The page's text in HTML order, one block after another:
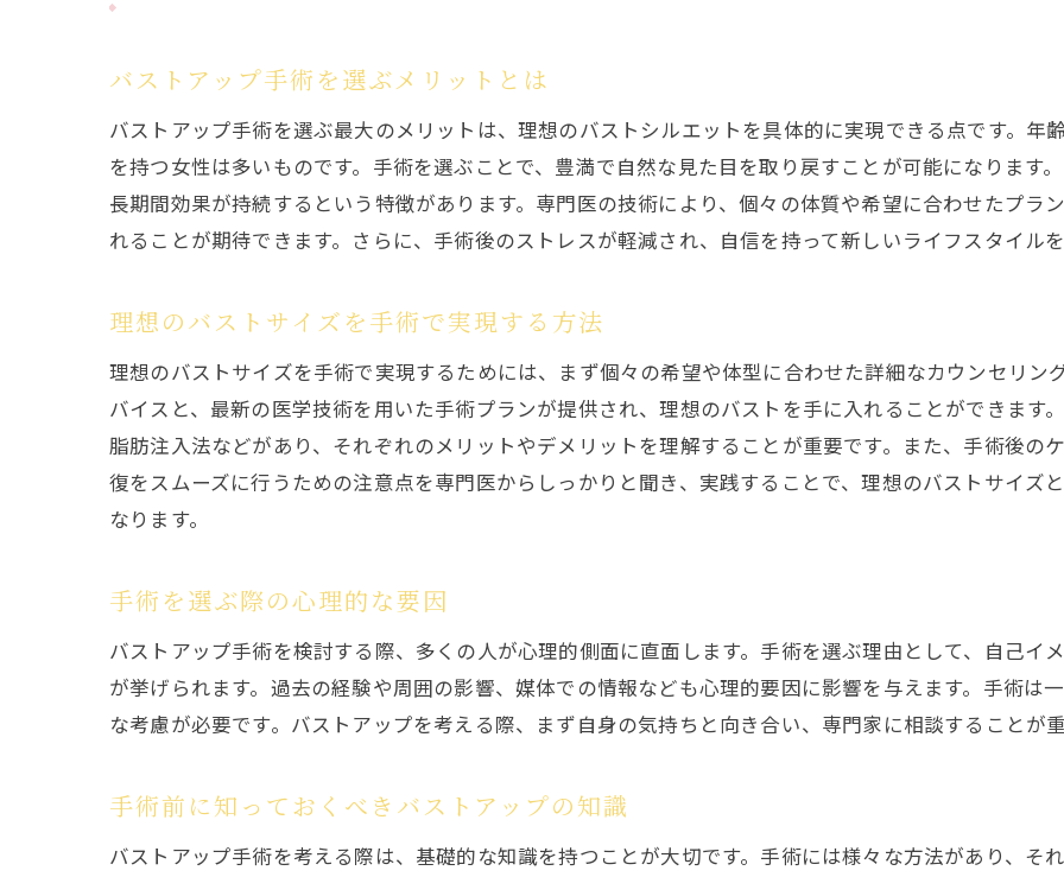
手術前後のスケジュール管理
安心して手術を受けるための重要ポイント
医師との事前カウンセリングの重要性
術後に必要なバストケアの基本
効果を持続させるためのホームケアの方法
術後の痛みや腫れを軽減する方法
バストアップ手術後の生活習慣の見直し
術後の経過観察と定期的なチェックアップ
バストアップ手術を受けた人の声
体験者が語る術前・術後の変化
手術選択後に訪れる心境の変化
術後のライフスタイルの変化とその影響
バストアップ手術のメリットとデメリットを徹底比較
バストアップ手術を選ぶメリットとは
バストアップ手術を選ぶ最大のメリットは、理想のバストシルエットを具体的に実現できる点です。年
を持つ女性は多いものです。手術を選ぶことで、豊満で自然な見た目を取り戻すことが可能になります
長期間効果が持続するという特徴があります。専門医の技術により、個々の体質や希望に合わせたプラ
れることが期待できます。さらに、手術後のストレスが軽減され、自信を持って新しいライフスタイル
理想のバストサイズを手術で実現する方法
理想のバストサイズを手術で実現するためには、まず個々の希望や体型に合わせた詳細なカウンセリン
バイスと、最新の医学技術を用いた手術プランが提供され、理想のバストを手に入れることができます
脂肪注入法などがあり、それぞれのメリットやデメリットを理解することが重要です。また、手術後の
復をスムーズに行うための注意点を専門医からしっかりと聞き、実践することで、理想のバストサイズ
なります。
手術を選ぶ際の心理的な要因
バストアップ手術を検討する際、多くの人が心理的側面に直面します。手術を選ぶ理由として、自己イ
が挙げられます。過去の経験や周囲の影響、媒体での情報なども心理的要因に影響を与えます。手術は
な考慮が必要です。バストアップを考える際、まず自身の気持ちと向き合い、専門家に相談することが
手術前に知っておくべきバストアップの知識
バストアップ手術を考える際は、基礎的な知識を持つことが大切です。手術には様々な方法があり、そ